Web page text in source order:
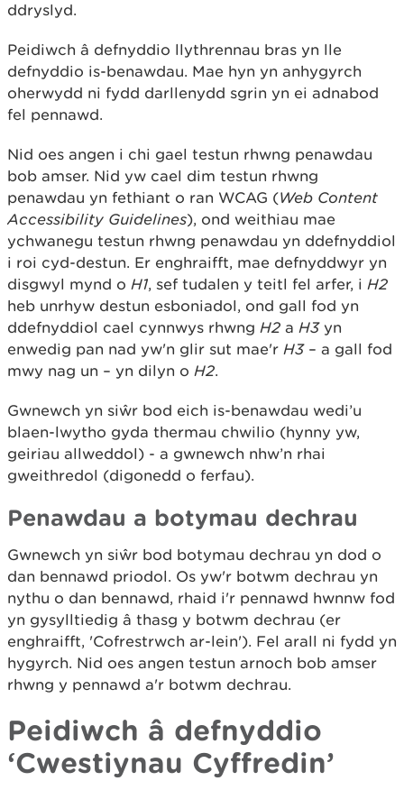
ddryslyd.
Peidiwch â defnyddio llythrennau bras yn lle
defnyddio is-benawdau. Mae hyn yn anhygyrch
oherwydd ni fydd darllenydd sgrin yn ei adnabod
fel pennawd.
Nid oes angen i chi gael testun rhwng penawdau
bob amser. Nid yw cael dim testun rhwng
penawdau yn fethiant o ran WCAG (Web Content
Accessibility Guidelines), ond weithiau mae
ychwanegu testun rhwng penawdau yn ddefnyddiol
i roi cyd-destun. Er enghraifft, mae defnyddwyr yn
disgwyl mynd o H1, sef tudalen y teitl fel arfer, i H2
heb unrhyw destun esboniadol, ond gall fod yn
ddefnyddiol cael cynnwys rhwng H2 a H3yn
enwedig pan nad yw'n glir sut mae'r H3– a gall fod
mwy nag un – yn dilyn o H2.
Gwnewch yn siŵr bod eich is-benawdau wedi’u
blaen-lwytho gyda thermau chwilio (hynny yw,
geiriau allweddol) - a gwnewch nhw’n rhai
gweithredol (digonedd o ferfau).
Penawdau a botymau dechrau
Gwnewch yn siŵr bod botymau dechrau yn dod o
dan bennawd priodol. Os yw'r botwm dechrau yn
nythu o dan bennawd, rhaid i'r pennawd hwnnw fod
yn gysylltiedig â thasg y botwm dechrau (er
enghraifft, 'Cofrestrwch ar-lein'). Fel arall ni fydd yn
hygyrch. Nid oes angen testun arnoch bob amser
rhwng y pennawd a'r botwm dechrau.
Peidiwch â defnyddio
‘Cwestiynau Cyffredin’